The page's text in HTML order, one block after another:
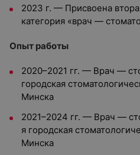
2023 г. — Присвоена
категория «врач —
Опыт работы
2020–2021 гг. — Врач —
городская
Минска
2021–2024 гг. — Врач —
я городская
Минска